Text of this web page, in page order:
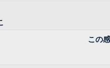
この